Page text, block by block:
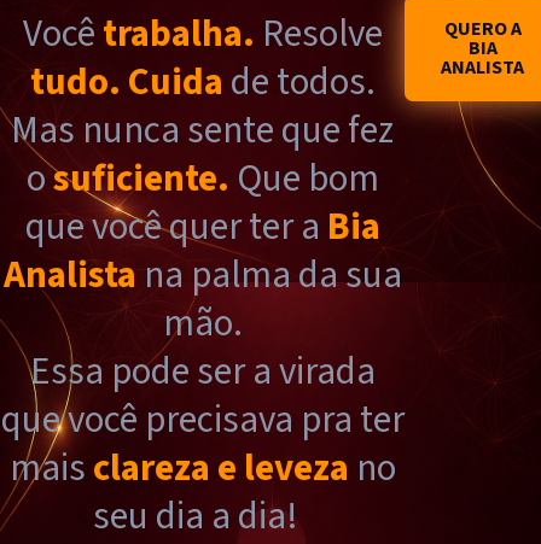
Vocêtrabalha. Resolve
tudo. Cuida de todos.
Mas nunca sente que fez
osuficiente. Que bom
que você quer ter a Bia
Analista na palma da sua
mão.
Essa pode ser a virada
que você precisava pra ter
maisclareza e leveza no
seu dia a dia!
QUERO A
BIA
ANALISTA